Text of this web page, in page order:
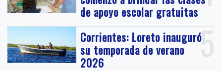
de apoyo escolar gratuitas
5
Corrientes: Loreto inauguró
su temporada de verano
2026